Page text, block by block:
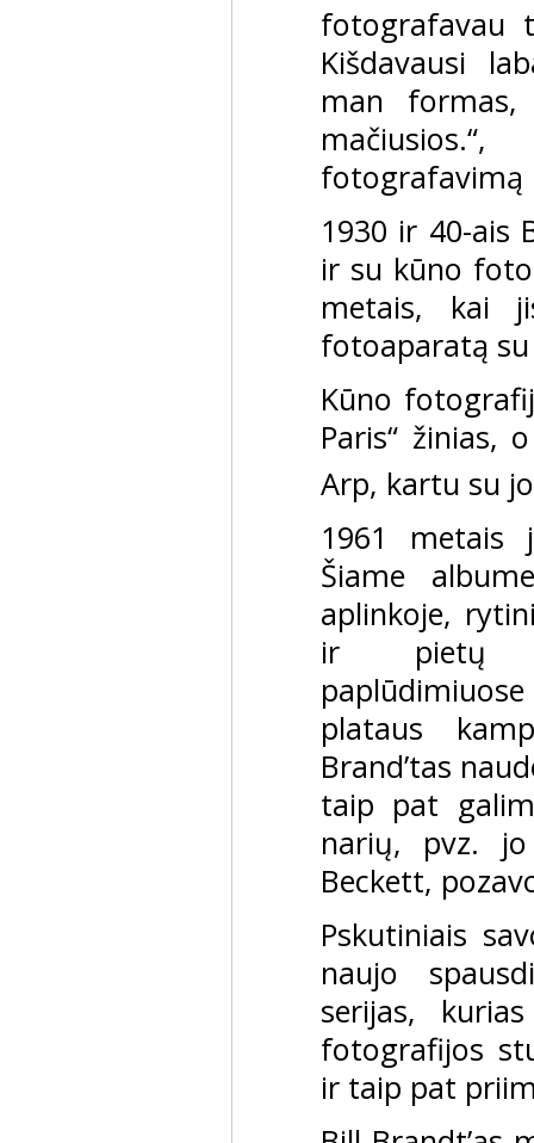
fotografavau
Kišdavausi
man
fotografavimą
1930 ir 40-ais
ir su kūno
metais, kai
fotoaparatą
Kūno
Paris“ žinias,
Arp, kartu su
1961 metais
Šiame
aplinkoje,
ir pietų
plataus
Brand’tas
taip pat
narių, pvz.
Beckett,
Pskutiniais
naujo
serijas,
fotografijos
ir taip pat